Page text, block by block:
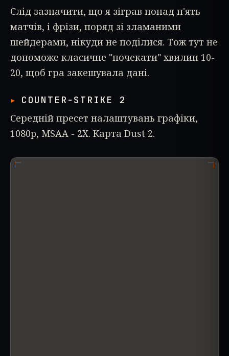
Слід зазначити, що я зіграв понад п'ять
матчів, і фрізи, поряд зі зламаними
шейдерами, нікуди не поділися. Тож тут не
допоможе класичне "почекати" хвилин 10-
20, щоб гра закешувала дані.
COUNTER-STRIKE 2
Середній пресет налаштувань графіки,
1080p, MSAA - 2X. Карта Dust 2.